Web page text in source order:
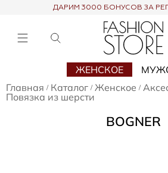
ДАРИМ 3000 БОНУСОВ ЗА
ЖЕНСКОЕ
Главная / Каталог / Женское /
Повязка из шерсти
BOGNER